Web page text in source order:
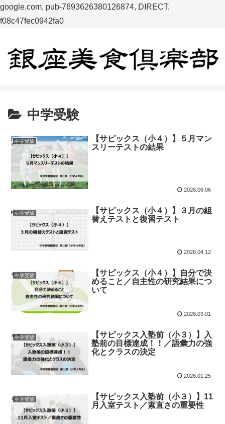
google.com, pub-7693626380126874, DIRECT,
f08c47fec0942fa0
中学受験
中学受験
【サピックス（小４）】５月マン
スリーテストの結果
2026.06.06
中学受験
【サピックス（小４）】３月の組
替えテストと復習テスト
2026.04.12
中学受験
【サピックス（小４）】自分で決
めること／自主性の研究結果につ
いて
2026.03.01
中学受験
【サピックス入塾前（小３）】入
塾前の目標達成！！／語彙力の強
化とクラスの決定
2026.01.25
中学受験
【サピックス入塾前（小３）】11
月入室テスト／素直さの重要性